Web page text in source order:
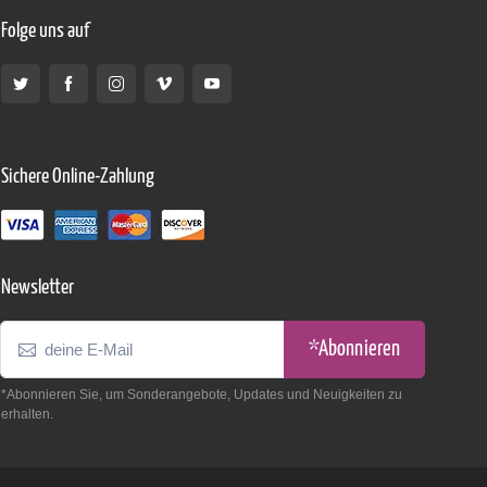
Folge uns auf
Sichere Online-Zahlung
Newsletter
*Abonnieren
*Abonnieren Sie, um Sonderangebote, Updates und Neuigkeiten zu
erhalten.